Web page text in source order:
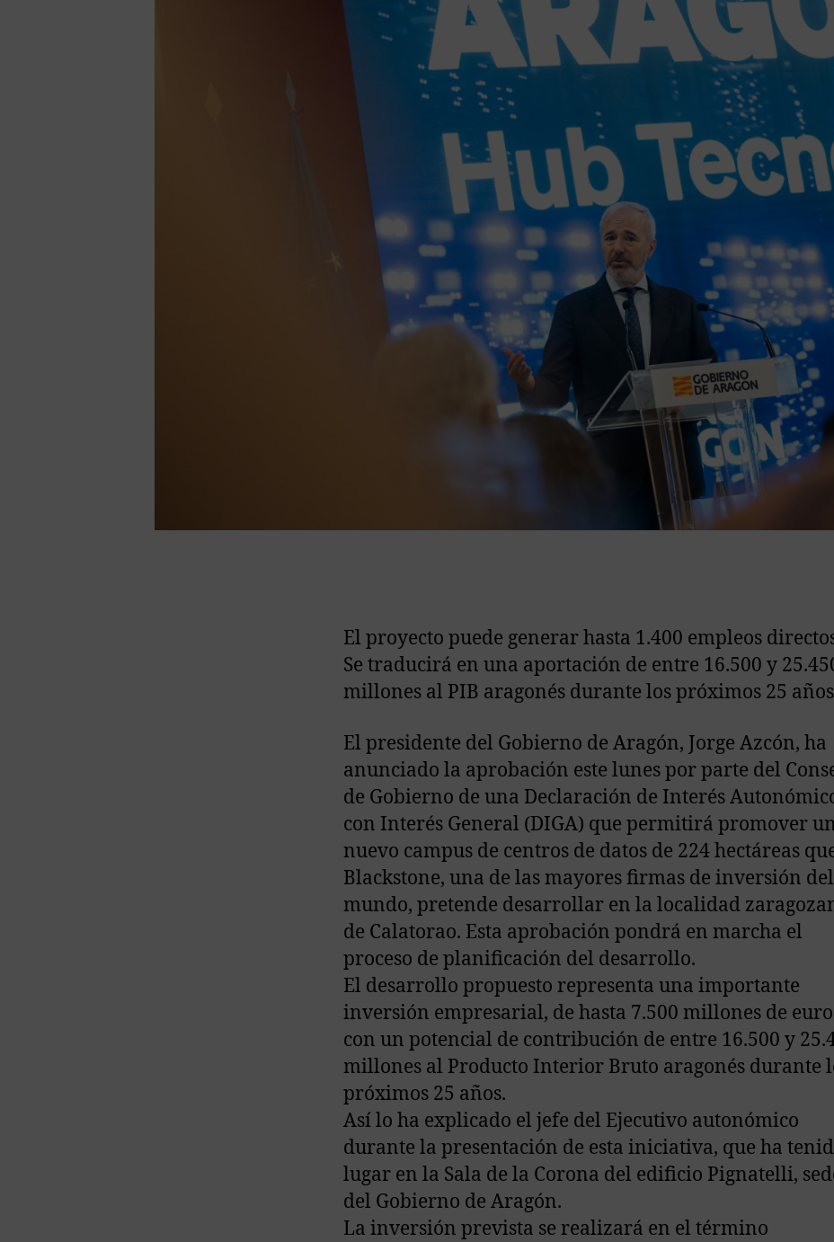
El proyecto puede generar hasta 1.400 empleos
Se traducirá en una aportación de entre 16.500 y
millones al PIB aragonés durante los próximos 25
El presidente del Gobierno de Aragón, Jorge Azcón, ha
anunciado la aprobación este lunes por parte del
de Gobierno de una Declaración de Interés
con Interés General (DIGA) que permitirá promover
nuevo campus de centros de datos de 224 hectáreas
Blackstone, una de las mayores firmas de inversión del
mundo, pretende desarrollar en la localidad
de Calatorao. Esta aprobación pondrá en marcha el
proceso de planificación del desarrollo.
El desarrollo propuesto representa una importante
inversión empresarial, de hasta 7.500 millones de
con un potencial de contribución de entre 16.500 y
millones al Producto Interior Bruto aragonés durante
próximos 25 años.
Así lo ha explicado el jefe del Ejecutivo autonómico
durante la presentación de esta iniciativa, que ha
lugar en la Sala de la Corona del edificio Pignatelli,
del Gobierno de Aragón.
La inversión prevista se realizará en el término